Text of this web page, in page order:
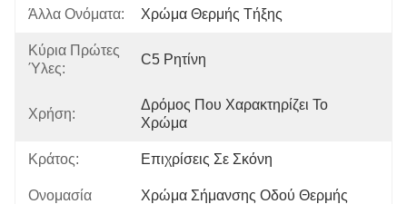
Άλλα Ονόματα: Χρώμα Θερμής Τήξης
Κύρια Πρώτες
Ύλες:
C5 Ρητίνη
Χρήση:
Δρόμος Που Χαρακτηρίζει Το
Χρώμα
Κράτος: Επιχρίσεις Σε Σκόνη
Ονομασία
Χρώμα Σήμανσης Οδού Θερμής